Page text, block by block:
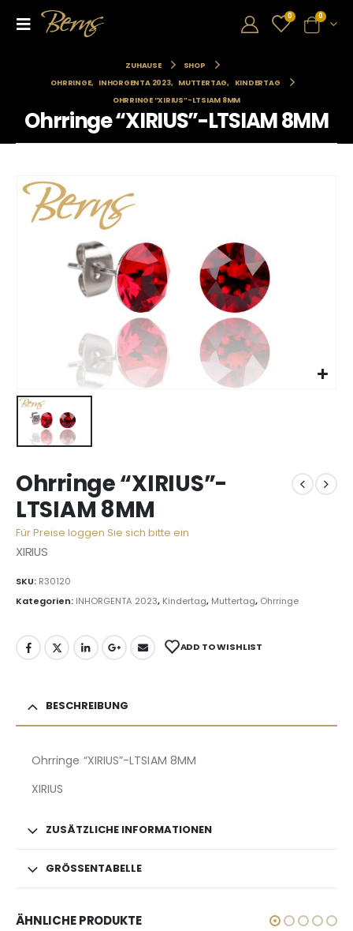
0 0
ZUHAUSE
SHOP
OHRRINGE, INHORGENTA 2023, MUTTERTAG,
KINDERTAG
OHRRINGE “XIRIUS”-LTSIAM 8MM
Ohrringe “XIRIUS”-LTSIAM 8MM
Ohrringe “XIRIUS”-
LTSIAM 8MM
Für Preise loggen Sie sich bitte ein
XIRIUS
SKU: R30120
Kategorien: INHORGENTA 2023, Kindertag, Muttertag, Ohrringe
ADD TO WISHLIST
BESCHREIBUNG
Ohrringe “XIRIUS”-LTSIAM 8MM
XIRIUS
ZUSÄTZLICHE INFORMATIONEN
GRÖSSENTABELLE
ÄHNLICHE PRODUKTE